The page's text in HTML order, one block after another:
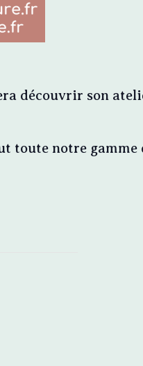
découvrir son
toute notre gamme